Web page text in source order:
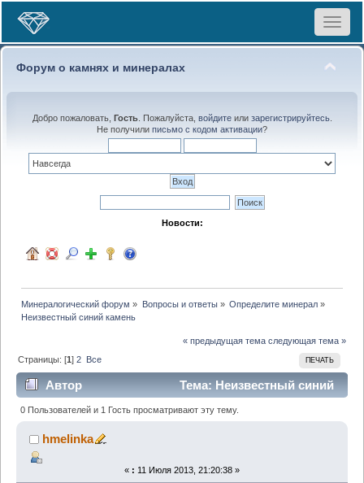
Toggle
Форум о камнях и минералах
Добро пожаловать, Гость. Пожалуйста, войдитеили зарегистрируйтесь.
Не получили письмо с кодом активации?
Новости:
Минералогический форум » Вопросы и ответы» Определите минерал»
Неизвестный синий камень
« предыдущая тема следующая тема »
ПЕЧАТЬ
Страницы: [1]2 Все
Автор
Тема: Неизвестный синий
камень (Прочитано 3944 раз)
0 Пользователей и 1 Гость просматривают эту тему.
hmelinka
« : 11 Июля 2013, 21:20:38 »